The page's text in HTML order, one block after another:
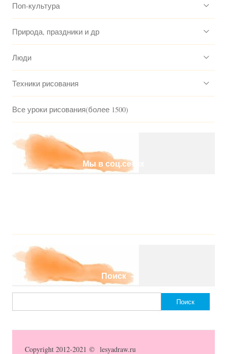
Поп-культура
Природа, праздники и др
Люди
Техники рисования
Все уроки рисования(более 1500)
Мы в соц.сетях
Поиск
Copyright 2012-2021 © lesyadraw.ru